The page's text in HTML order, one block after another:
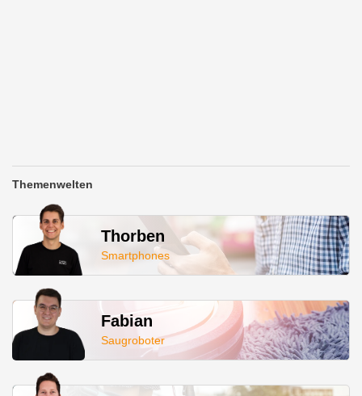
Themenwelten
Thorben
Smartphones
Fabian
Saugroboter